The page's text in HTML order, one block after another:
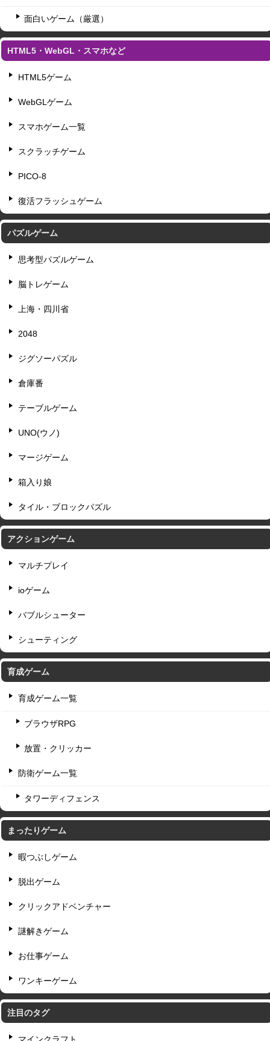
面白いゲーム（厳選）
HTML5・WebGL・スマホなど
HTML5ゲーム
WebGLゲーム
スマホゲーム一覧
スクラッチゲーム
PICO-8
復活フラッシュゲーム
パズルゲーム
思考型パズルゲーム
脳トレゲーム
上海・四川省
2048
ジグソーパズル
倉庫番
テーブルゲーム
UNO(ウノ)
マージゲーム
箱入り娘
タイル・ブロックパズル
アクションゲーム
マルチプレイ
ioゲーム
バブルシューター
シューティング
育成ゲーム
育成ゲーム一覧
ブラウザRPG
放置・クリッカー
防衛ゲーム一覧
タワーディフェンス
まったりゲーム
暇つぶしゲーム
脱出ゲーム
クリックアドベンチャー
謎解きゲーム
お仕事ゲーム
ワンキーゲーム
注目のタグ